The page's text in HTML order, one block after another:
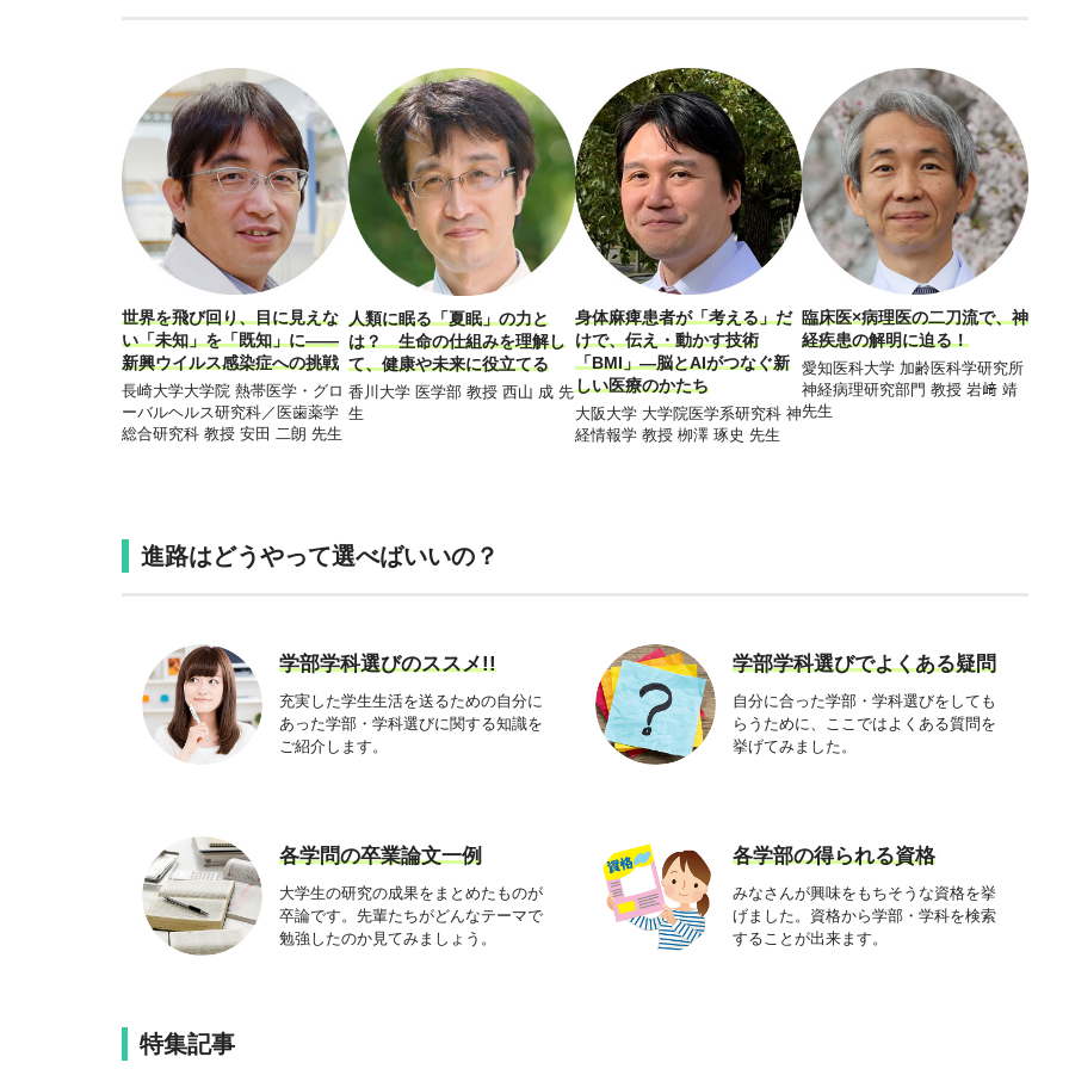
世界を飛び回り、目に見えな
い「未知」を「既知」に――
新興ウイルス感染症への挑戦
長崎大学大学院 熱帯医学・グロ
ーバルヘルス研究科／医歯薬学
総合研究科 教授 安田 二朗 先生
人類に眠る「夏眠」の力と
は？ 生命の仕組みを理解し
て、健康や未来に役立てる
香川大学 医学部 教授 西山 成 先
生
身体麻痺患者が「考える」だ
けで、伝え・動かす技術
「BMI」―脳とAIがつなぐ新
しい医療のかたち
大阪大学 大学院医学系研究科 神
経情報学 教授 栁澤 琢史 先生
臨床医×病理医の二刀流で、神
経疾患の解明に迫る！
愛知医科大学 加齢医科学研究所
神経病理研究部門 教授 岩﨑 靖
先生
進路はどうやって選べばいいの？
学部学科選びのススメ!!
充実した学生生活を送るための自分に
あった学部・学科選びに関する知識を
ご紹介します。
学部学科選びでよくある疑問
自分に合った学部・学科選びをしても
らうために、ここではよくある質問を
挙げてみました。
各学問の卒業論文一例
大学生の研究の成果をまとめたものが
卒論です。先輩たちがどんなテーマで
勉強したのか見てみましょう。
各学部の得られる資格
みなさんが興味をもちそうな資格を挙
げました。資格から学部・学科を検索
することが出来ます。
特集記事